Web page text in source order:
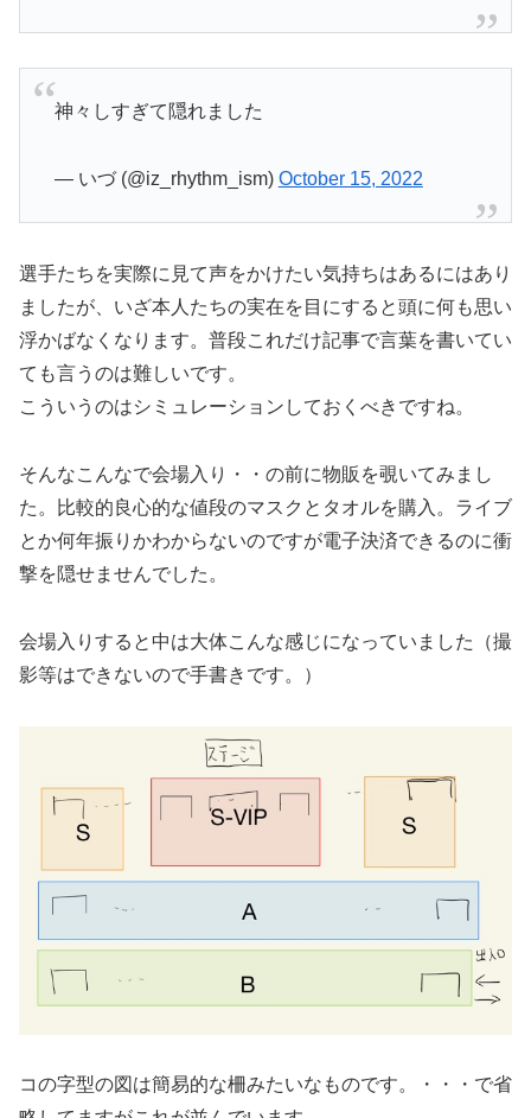
神々しすぎて隠れました
— いづ (@iz_rhythm_ism) October 15, 2022
選手たちを実際に見て声をかけたい気持ちはあるにはあり
ましたが、いざ本人たちの実在を目にすると頭に何も思い
浮かばなくなります。普段これだけ記事で言葉を書いてい
ても言うのは難しいです。
こういうのはシミュレーションしておくべきですね。
そんなこんなで会場入り・・の前に物販を覗いてみまし
た。比較的良心的な値段のマスクとタオルを購入。ライブ
とか何年振りかわからないのですが電子決済できるのに衝
撃を隠せませんでした。
会場入りすると中は大体こんな感じになっていました（撮
影等はできないので手書きです。）
コの字型の図は簡易的な柵みたいなものです。・・・で省